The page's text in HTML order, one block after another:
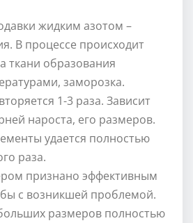
жидким азотом –
В процессе происходит
ткани образования
заморозка.
1-3 раза. Зависит
нароста, его размеров.
удается полностью
раза.
признано эффективным
с возникшей проблемой.
размеров полностью